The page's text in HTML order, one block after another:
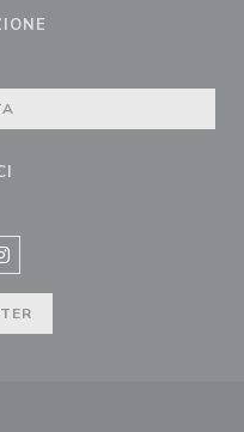
((apre una nuova
Instagram ((apre una nuova